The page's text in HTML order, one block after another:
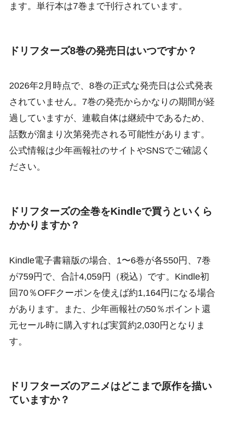
ます。単行本は7巻まで刊行されています。
ドリフターズ8巻の発売日はいつですか？
2026年2月時点で、8巻の正式な発売日は公式発表
されていません。7巻の発売からかなりの期間が経
過していますが、連載自体は継続中であるため、
話数が溜まり次第発売される可能性があります。
公式情報は少年画報社のサイトやSNSでご確認く
ださい。
ドリフターズの全巻をKindleで買うといくら
かかりますか？
Kindle電子書籍版の場合、1〜6巻が各550円、7巻
が759円で、合計4,059円（税込）です。Kindle初
回70％OFFクーポンを使えば約1,164円になる場合
があります。また、少年画報社の50％ポイント還
元セール時に購入すれば実質約2,030円となりま
す。
ドリフターズのアニメはどこまで原作を描い
ていますか？